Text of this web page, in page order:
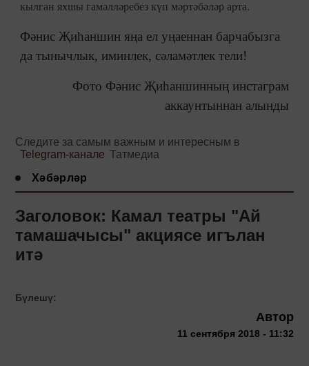
кылган яхшы гамәлләребез күп мәртәбәләр арта.
Фәнис Җиһаншин яңа ел уңаеннан барчабызга
да тынычлык, иминлек, сәламәтлек тели!
Фото Фәнис Җиһаншинның инстаграм
аккаунтыннан алынды
Следите за самым важным и интересным в
Telegram-канале Татмедиа
Хәбәрләр
Заголовок: Камал театры "Ай
тамашачысы" акциясе игълан
итә
Бүлешү:
Автор
11 сентября 2018 - 11:32